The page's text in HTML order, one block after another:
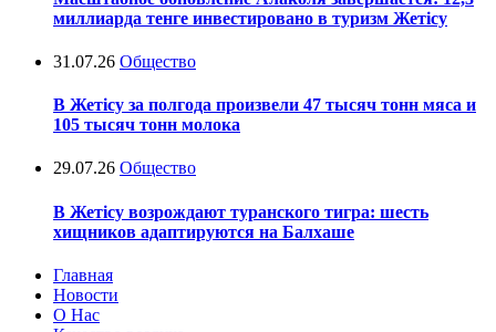
миллиарда тенге инвестировано в туризм Жетісу
31.07.26 Общество
В Жетісу за полгода произвели 47 тысяч тонн мяса и
105 тысяч тонн молока
29.07.26 Общество
В Жетісу возрождают туранского тигра: шесть
хищников адаптируются на Балхаше
Главная
Новости
О Нас